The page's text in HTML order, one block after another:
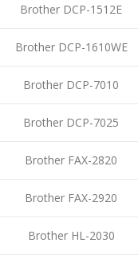
Brother DCP-1512E
Brother DCP-1610WE
Brother DCP-7010
Brother DCP-7025
Brother FAX-2820
Brother FAX-2920
Brother HL-2030